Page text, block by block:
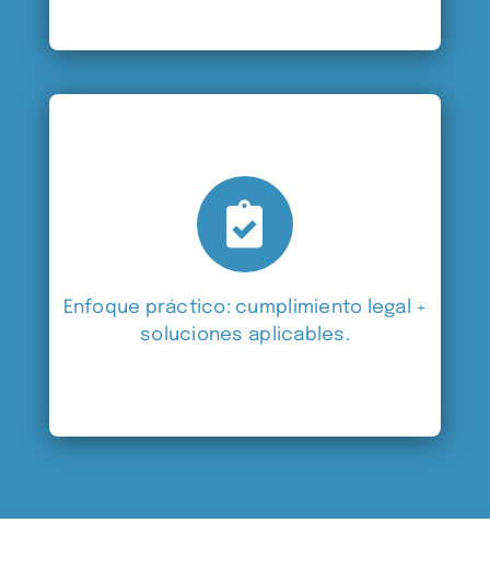
Enfoque práctico: cumplimiento legal +
soluciones aplicables.